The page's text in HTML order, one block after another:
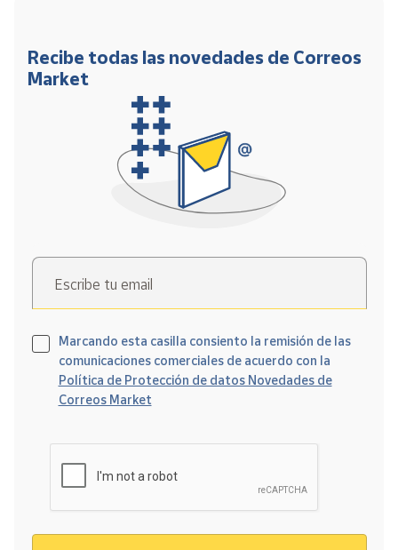
Recibe todas las novedades de Correos
Market
Escribe tu email
Marcando esta casilla consiento la remisión de las
comunicaciones comerciales de acuerdo con la
Política de Protección de datos Novedades de
Correos Market